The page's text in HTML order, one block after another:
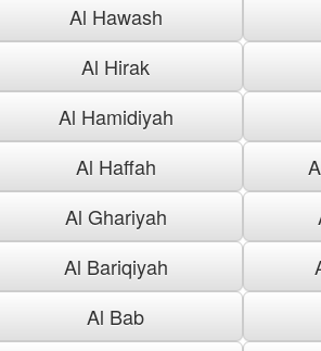
Al Hawash
Al Hirak
Al Hamidiyah
Al Haffah
Al Ghariyah
Al Bariqiyah
Al Bab